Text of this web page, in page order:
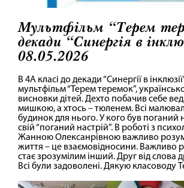
Мультфільм “Терем
декади “Синергія в
08.05.2026
В 4А класі до декади “Синергії в
мультфільм “Терем теремок”,
висновки дітей. Дехто побачив себе
мишкою, а хтось – тюленем. Всі
будинок для нього. У кого був поганий
свій “поганий настрій”. В роботі з
Жанною Олексанрівною важливо
життя – це взаємовідносини. Важливо
стає зрозумілим інший. Друг від слова
Всі були задоволені. Дякую класоводу